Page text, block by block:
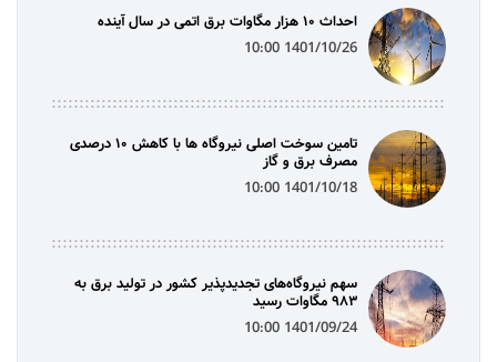
احداث ۱۰ هزار مگاوات برق اتمی در سال آینده
1401/10/26 10:00
تامین سوخت اصلی نیروگاه ها با کاهش ۱۰ درصدی
مصرف برق و گاز
1401/10/18 10:00
سهم نیروگاه‌های تجدیدپذیر کشور در تولید برق به
۹۸۳ مگاوات رسید
1401/09/24 10:00